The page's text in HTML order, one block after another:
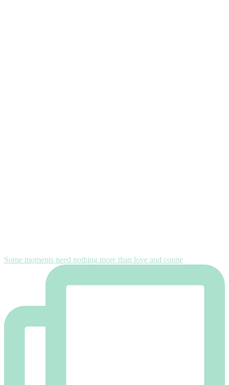
Some moments need nothing more than love and conne